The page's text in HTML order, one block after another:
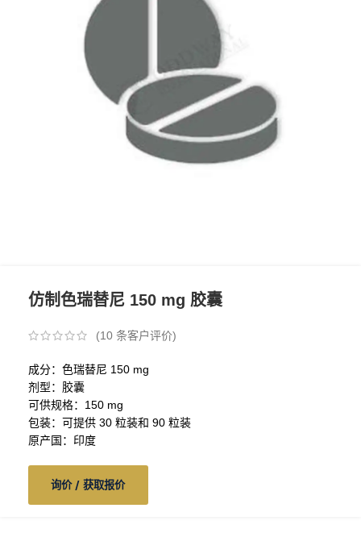
仿制色瑞替尼 150 mg 胶囊
(10 条客户评价)
成分：色瑞替尼 150 mg
剂型：胶囊
可供规格：150 mg
包装：可提供 30 粒装和 90 粒装
原产国：印度
询价 / 获取报价